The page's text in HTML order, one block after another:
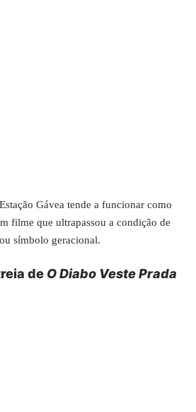
Gávea tende a funcionar como
filme que ultrapassou a condição de
símbolo geracional.
de O Diabo Veste Prada